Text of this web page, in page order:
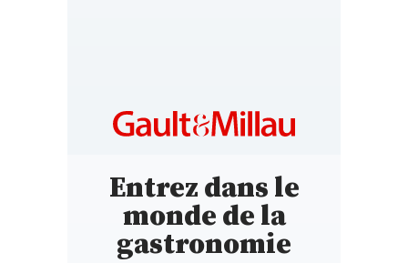
Entrez dans le
monde de la
gastronomie